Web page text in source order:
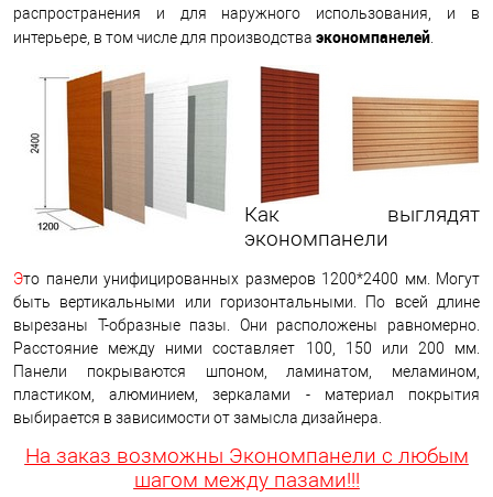
распространения и для наружного использования, и в
интерьере, в том числе для производства экономпанелей
Как выглядят
экономпанели
Это панели унифицированных размеров 1200*2400 мм. Могут
быть вертикальными или горизонтальными. По всей длине
вырезаны Т-образные пазы. Они расположены равномерно.
Расстояние между ними составляет 100, 150 или 200 мм.
Панели покрываются шпоном, ламинатом, меламином,
пластиком, алюминием, зеркалами - материал покрытия
выбирается в зависимости от замысла дизайнера.
На заказ возможны Экономпанели с любым
шагом между пазами!!!